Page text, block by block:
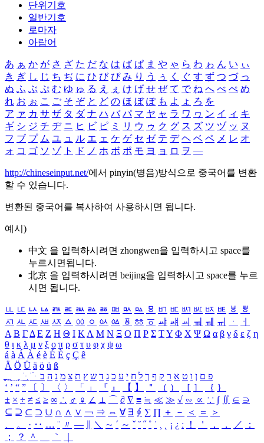
단위기호
일반기호
로마자
아랍어
あ ぁ か が さ ざ た だ な は ば ぱ ま や ゃ ら わ ゎ ん い ぃ
き ぎ し じ ち ぢ に ひ び ぴ み り う ぅ く ぐ す ず つ づ っ
ぬ ふ ぶ ぷ む ゆ ゅ る え ぇ け げ せ ぜ て で ね へ べ ぺ め
れ お ぉ こ ご そ ぞ と ど の ほ ぼ ぽ も よ ょ ろ を
ア ァ カ サ ザ タ ダ ナ ハ バ パ マ ヤ ャ ラ ワ ヮ ン イ ィ キ
ギ シ ジ チ ヂ ニ ヒ ビ ピ ミ リ ウ ゥ ク グ ス ズ ツ ヅ ッ ヌ
フ ブ プ ム ユ ュ ル エ ェ ケ ゲ セ ゼ テ デ ヘ ベ ペ メ レ オ
ォ コ ゴ ソ ゾ ト ド ノ ホ ボ ポ モ ヨ ョ ロ ヲ ―
http://chineseinput.net/에서 pinyin(병음)방식으로 중국어를 변환
할 수 있습니다.
변환된 중국어를 복사하여 사용하시면 됩니다.
예시)
中文 을 입력하시려면 zhongwen을 입력하시고 space를
누르시면됩니다.
北京 을 입력하시려면 beijing을 입력하시고 space를 누르
시면 됩니다.
ㅥ ㅦ ㅧ ㅨ ㅩ ㅪ ㅫ ㅬ ㅭ ㅮ ㅯ ㅰ ㅱ ㅲ ㅳ ㅴ ㅵ ㅶ ㅷ ㅸ
ㅹ
ㅺ ㅻ ㅼ ㅽ ㅾ ㅿ ㆀ ㆁ ㆂ ㆃ ㆄ ㆅ ㆆ ㆇ ㆈ ㆉ ㆊ ㆋ ㆌ ㆍ
ㆎ
Α Β ΓΔ Ε Ζ Η Θ Ι ΚΛ Μ Ν Ξ Ο Π Ρ Σ ΤΥ Φ Χ Ψ Ω α β γ δ ε ζ η
θ ι κ λ μ ν ξ ο π ρ σ τ υ φ χ ψ ω
á à Á À é è É È ç Ç ê
Ä Ö Ü ä ö ü ß
ִֶֹ ֻּ ׁׂ פ ם ן ו ט א ר ק ף ך ל ח י ע כ ג ד ש ץ ת צ מ נ ה ב
‘ ’ “ ” 〔 〕 〈 〉 「 」 『 』 【 】 ＂ （ ） ［ ］ ｛ ｝
± × ÷ ≠ ≤ ≥ ∞ ∴ ♂ ♀ ∠ ⊥ ⌒ ∂ ∇ ≡ ≒ ≪ ≫ √ ∽ ∝ ∵ ∫ ∬ ∈ ∋
⊆ ⊇ ⊂ ⊃ ∪ ∩ ∧ ∨ ￢ ⇒ ⇔ ∀ ∃ ∮ ∑ ∏ ＋ － ＜ ＝
＞
、
。 · ‥ … ¨ 〃 ― ＼ ∼ ´ ～ ˇ ˘ ˝ ˚ ˙ ¸ ¡ ¿ ː ！ ＇ ， ． ／
：
；
？ ＾ ｀